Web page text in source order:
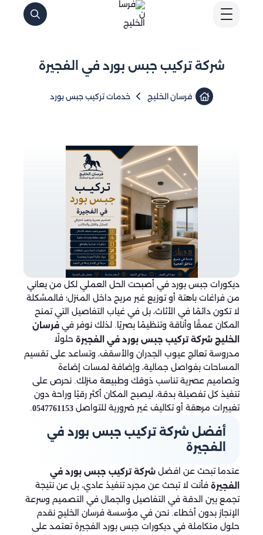
شركة تركيب جبس بورد في الفجيرة
فرسان الخليج خدمات تركيب جبس بورد
ديكورات جبس بورد في أصبحت الحل العملي لكل من يعاني
من فراغات باهتة أو توزيع غير مريح داخل المنزل؛ فالمشكلة
لا تكون دائمًا في الأثاث، بل في غياب التفاصيل التي تمنح
المكان عمقًا وأناقة وتنظيمًا بصريًا. لذلك نوفر في فرسان
الخليج شركة تركيب جبس بورد في الفجيرة حلولًا
مدروسة تعالج عيوب الجدران والأسقف، وتساعد على تقسيم
المساحات بفواصل جمالية، وإضافة لمسات إضاءة
وتصاميم عصرية تناسب ذوقك وطبيعة منزلك. نحرص على
تنفيذ كل تفصيلة بدقة، ليصبح المكان أكثر رقيًا وراحة دون
تغييرات مرهقة أو تكاليف غير ضرورية للتواصل 0547761153
أفضل شركة تركيب جبس بورد في
الفجيرة
عندما تبحث عن افضل شركة تركيب جبس بورد في
الفجيرة فأنت لا تبحث عن مجرد تنفيذ عادي، بل عن نتيجة
تجمع بين الدقة في التفاصيل والجمال في التصميم وسرعة
الإنجاز بدون أخطاء. نحن في مؤسسة فرسان الخليج نقدم
حلول متكاملة في ديكورات جبس بورد الفجيرة تعتمد على